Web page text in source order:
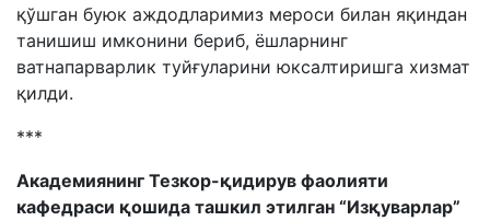
қўшган буюк аждодларимиз мероси билан яқиндан
танишиш имконини бериб, ёшларнинг
ватнапарварлик туйғуларини юксалтиришга хизмат
қилди.
***
Академиянинг Тезкор-қидирув фаолияти
кафедраси қошида ташкил этилган “Изқуварлар”